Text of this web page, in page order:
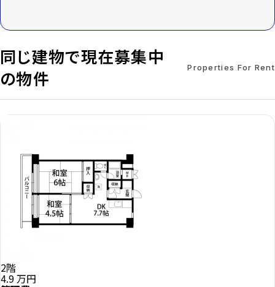
同じ建物で現在募集中
の物件
Properties For Rent
2階
4.9万円